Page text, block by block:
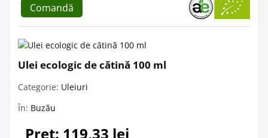
Comandă
Ulei ecologic de cătină 100 ml
Categorie: Uleiuri
În: Buzău
Preț: 119,33 lei